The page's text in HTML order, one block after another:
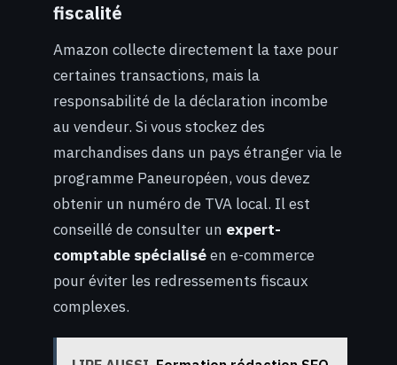
fiscalité
Amazon collecte directement la taxe pour
certaines transactions, mais la
responsabilité de la déclaration incombe
au vendeur. Si vous stockez des
marchandises dans un pays étranger via le
programme Paneuropéen, vous devez
obtenir un numéro de TVA local. Il est
conseillé de consulter un expert-
comptable spécialiséen e-commerce
pour éviter les redressements fiscaux
complexes.